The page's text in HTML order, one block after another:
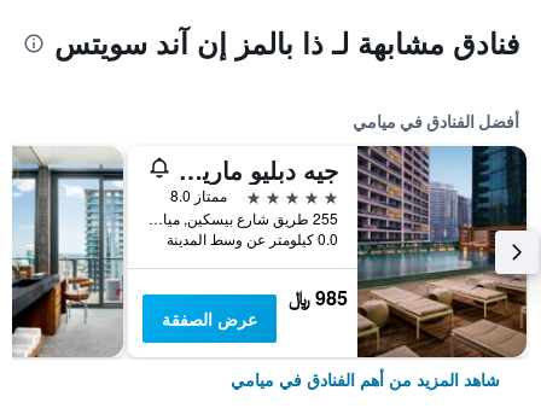
فنادق مشابهة لـ ذا بالمز إن آند سويتس
أفضل الفنادق في ميامي
جيه دبليو ماريوت ماركيز ميامي
5 نجوم
ممتاز 8.0
255 طريق شارع بيسكين, ميامي, FL, الولايات المتحدة الأميريكية
0.0 كيلومتر عن وسط المدينة
985 ﷼
عرض الصفقة
شاهد المزيد من أهم الفنادق في ميامي